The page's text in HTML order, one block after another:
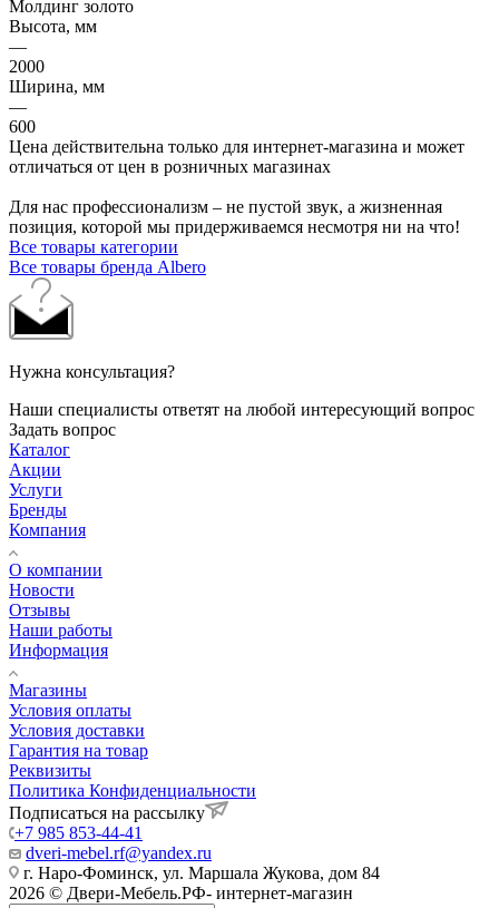
Молдинг золото
Высота, мм
—
2000
Ширина, мм
—
600
Цена действительна только для интернет-магазина и может
отличаться от цен в розничных магазинах
Для нас профессионализм – не пустой звук, а жизненная
позиция, которой мы придерживаемся несмотря ни на что!
Все товары категории
Все товары бренда Albero
Нужна консультация?
Наши специалисты ответят на любой интересующий вопрос
Задать вопрос
Каталог
Акции
Услуги
Бренды
Компания
О компании
Новости
Отзывы
Наши работы
Информация
Магазины
Условия оплаты
Условия доставки
Гарантия на товар
Реквизиты
Политика Конфиденциальности
Подписаться на рассылку
+7 985 853-44-41
dveri-mebel.rf@yandex.ru
г. Наро-Фоминск, ул. Маршала Жукова, дом 84
2026 © Двери-Мебель.РФ- интернет-магазин